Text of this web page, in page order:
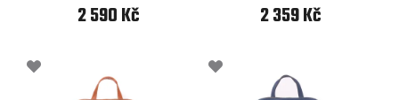
2 590 Kč 2 359 Kč